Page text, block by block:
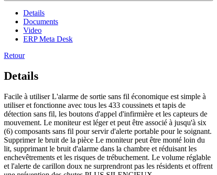
Details
Documents
Video
ERP Meta Desk
Retour
Details
Facile à utiliser L'alarme de sortie sans fil économique est simple à
utiliser et fonctionne avec tous les 433 coussinets et tapis de
détection sans fil, les boutons d'appel d'infirmière et les capteurs de
mouvement. Le moniteur est léger et peut être associé à jusqu'à six
(6) composants sans fil pour servir d'alerte portable pour le soignant.
Supprimer le bruit de la pièce Le moniteur peut être monté loin du
lit, supprimant le bruit d'alarme dans la chambre et réduisant les
enchevêtrements et les risques de trébuchement. Le volume réglable
et l'alerte de carillon doux ne surprendront pas les résidents et offrent